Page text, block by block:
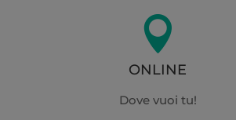

ONLINE
Dove vuoi tu!